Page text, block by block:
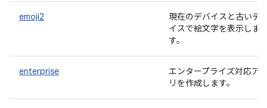
emoji2
現在のデバイスと古いデ
イスで絵文字を表示しま
す。
enterprise
エンタープライズ対応ア
リを作成します。